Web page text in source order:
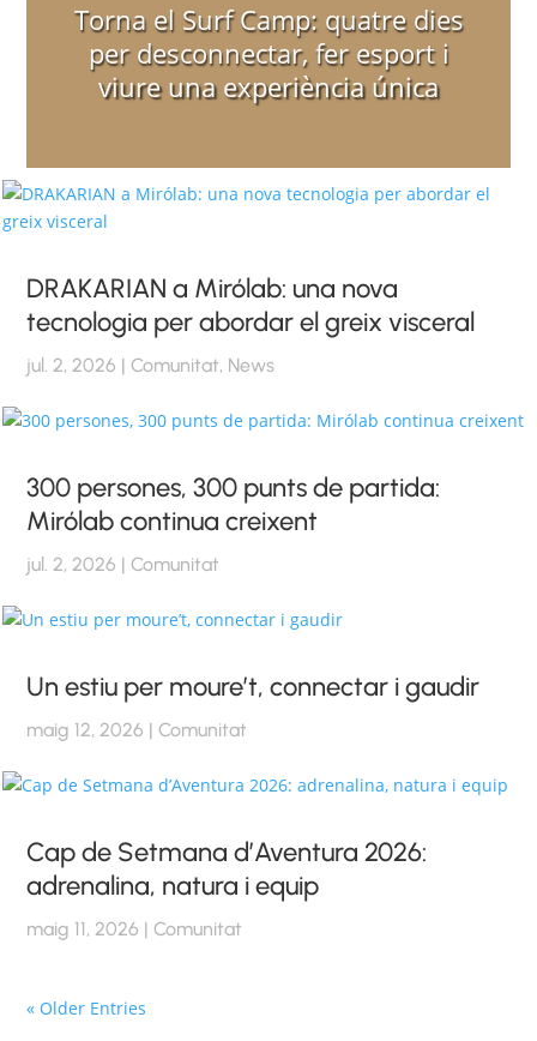
Torna el Surf Camp: quatre dies
per desconnectar, fer esport i
viure una experiència única
DRAKARIAN a Mirólab: una nova
tecnologia per abordar el greix visceral
jul. 2, 2026 |Comunitat, News
300 persones, 300 punts de partida:
Mirólab continua creixent
jul. 2, 2026 |Comunitat
Un estiu per moure’t, connectar i gaudir
maig 12, 2026 |Comunitat
Cap de Setmana d’Aventura 2026:
adrenalina, natura i equip
maig 11, 2026 |Comunitat
« Older Entries